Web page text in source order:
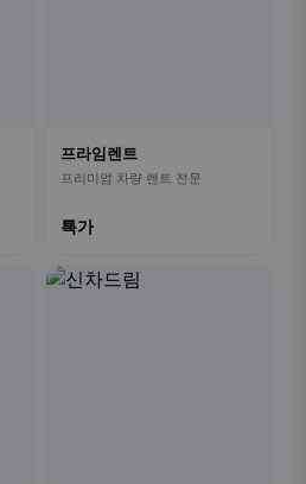
프라임렌트
프리미엄 차량 렌트 전문
특가